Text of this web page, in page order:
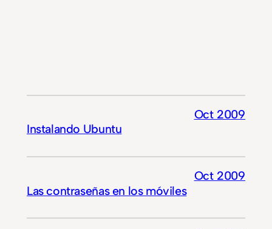
Instalando Ubuntu
Oct 2009
Las contraseñas en los móviles
Oct 2009